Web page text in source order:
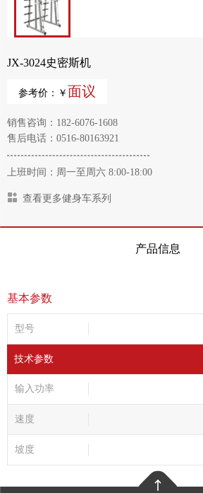
JX-3024史密斯机
参考价：￥ 面议
销售咨询：182-6076-1608
售后电话：0516-80163921
上班时间：周一至周六 8:00-18:00
查看更多健身车系列
产品信息
基本参数
型号
技术参数
输入功率
速度
坡度